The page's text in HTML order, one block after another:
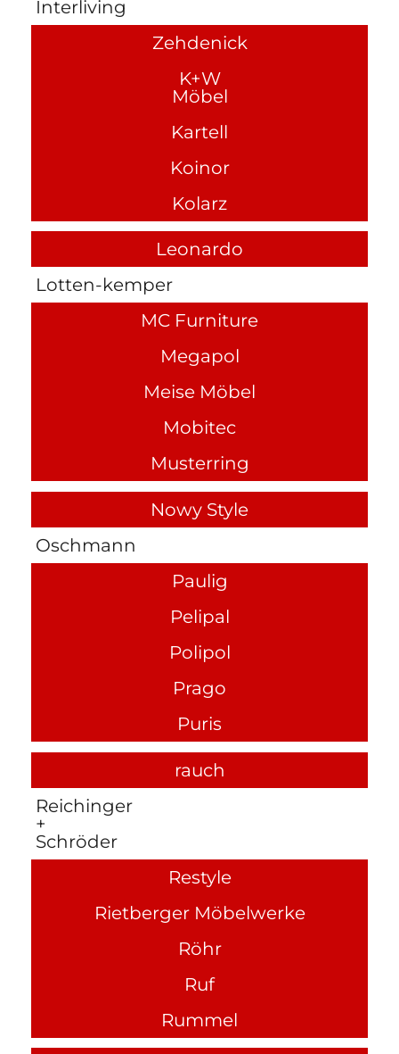
Interliving
Zehdenick
K+W
Möbel
Kartell
Koinor
Kolarz
Leonardo
Lotten-kemper
MC Furniture
Megapol
Meise Möbel
Mobitec
Musterring
Nowy Style
Oschmann
Paulig
Pelipal
Polipol
Prago
Puris
rauch
Reichinger
+
Schröder
Restyle
Rietberger Möbelwerke
Röhr
Ruf
Rummel